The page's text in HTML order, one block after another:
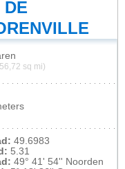
DE
sq mi)
49.6983
5.31
49° 41' 54'' Noorden